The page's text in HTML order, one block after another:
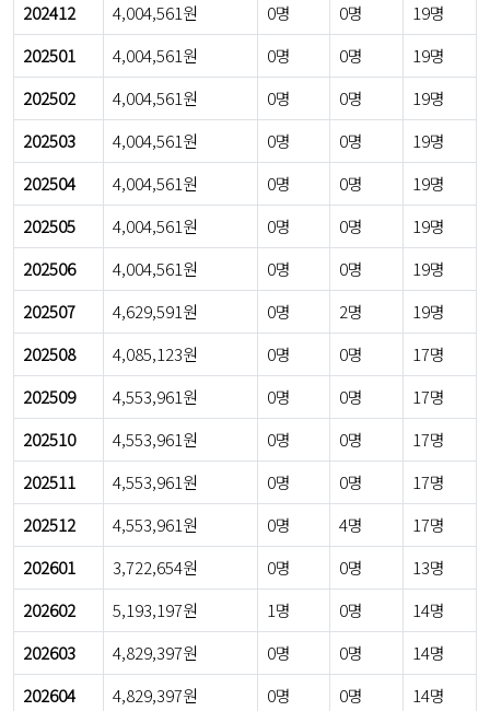
202412
4,004,561원 0명 0명
19명
202501
4,004,561원 0명 0명
19명
202502
4,004,561원 0명 0명
19명
202503
4,004,561원 0명 0명
19명
202504
4,004,561원 0명 0명
19명
202505
4,004,561원 0명 0명
19명
202506
4,004,561원 0명 0명
19명
202507
4,629,591원 0명 2명
19명
202508
4,085,123원 0명 0명
17명
202509
4,553,961원 0명 0명
17명
202510
4,553,961원 0명 0명
17명
202511
4,553,961원 0명 0명
17명
202512
4,553,961원 0명 4명
17명
202601
3,722,654원 0명 0명
13명
202602
5,193,197원 1명 0명
14명
202603
4,829,397원 0명 0명
14명
202604
4,829,397원 0명 0명 14명